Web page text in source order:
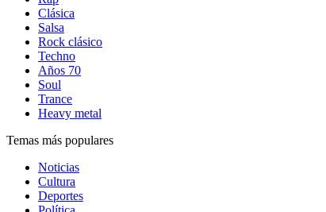
Clásica
Salsa
Rock clásico
Techno
Años 70
Soul
Trance
Heavy metal
Temas más populares
Noticias
Cultura
Deportes